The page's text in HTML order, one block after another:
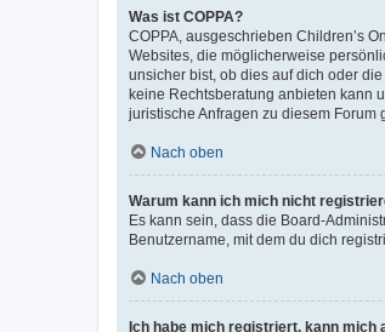
Was ist COPPA?
COPPA, ausgeschrieben Children’s
Websites, die möglicherweise
unsicher bist, ob dies auf dich oder
keine Rechtsberatung anbieten kann
juristische Anfragen zu diesem Forum
Nach oben
Warum kann ich mich nicht
Es kann sein, dass die Board-
Benutzername, mit dem du dich
Nach oben
Ich habe mich registriert, kann mich